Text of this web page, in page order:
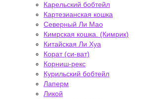
Карельский бобтейл
Картезианская кошка
Северный Ли Мао
Кимрская кошка. (Кимрик)
Китайская Ли Хуа
Корат (си-ват)
Корниш-рекс
Курильский бобтейл
Лаперм
Ликой